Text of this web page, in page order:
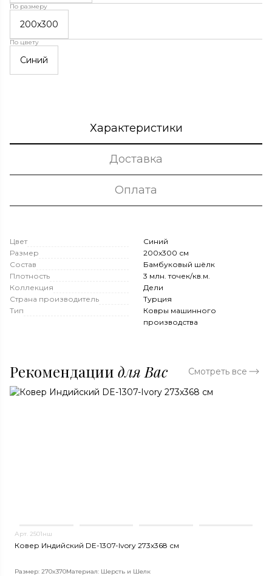
По размеру
200x300
По цвету
Синий
Характеристики
Доставка
Оплата
Цвет
Синий
Размер
200x300 см
Состав
Бамбуковый шёлк
Плотность
3 млн. точек/кв.м.
Коллекция
Дели
Страна производитель
Турция
Тип
Ковры машинного
производства
Рекомендации для Вас Смотреть все
Арт. 2501нш
Ковер Индийский DE-1307-Ivory 273x368 см
Размер: 270x370Материал: Шерсть и Шелк